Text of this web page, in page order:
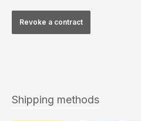
Revoke a contract
Shipping methods